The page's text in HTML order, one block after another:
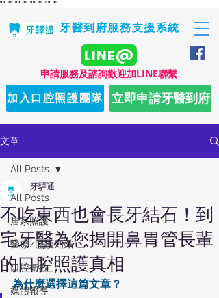
"" "" "" "" "" "" "" ""
牙醫到府服務支援系統
​申請服務及諮詢歡迎加LINE聯繫
LINE@
立即申請牙醫到府
加入口腔照護團隊
文章
All Posts
居家照護
醫療/照護知識
口腔衛教
媒體報導
All Posts
不吃東西也會長牙結石！到
宅牙醫為您揭開鼻胃管長輩
的口腔照護真相
牙驛通
為什麼選擇這篇文章？